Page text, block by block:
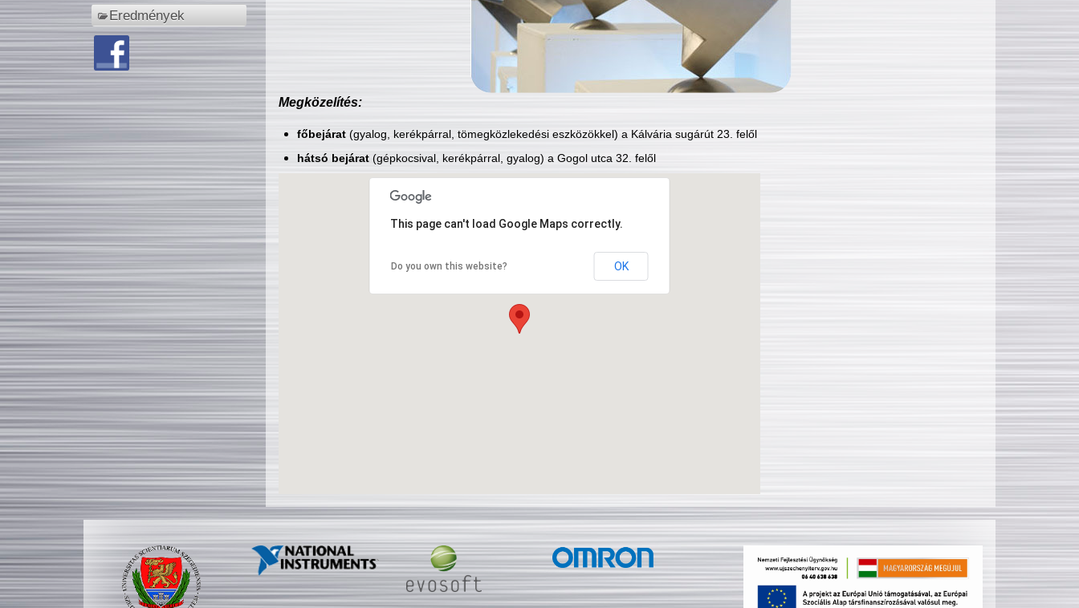
Eredmények
Megközelítés:
főbejárat(gyalog, kerékpárral, tömegközlekedési eszközökkel) a Kálvária sugárút 23. felől
hátsó bejárat(gépkocsival, kerékpárral, gyalog) a Gogol utca 32. felől
This page can't load Google Maps correctly.
Do you own this website? OK